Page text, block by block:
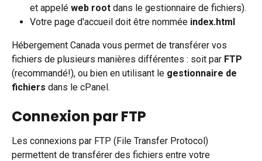
et appelé web root dans le gestionnaire de fichiers).
Votre page d'accueil doit être nommée index.html
Hébergement Canada vous permet de transférer vos
fichiers de plusieurs manières différentes : soit par FTP
(recommandé!), ou bien en utilisant le gestionnaire de
fichiers dans le cPanel.
Connexion par FTP
Les connexions par FTP (File Transfer Protocol)
permettent de transférer des fichiers entre votre